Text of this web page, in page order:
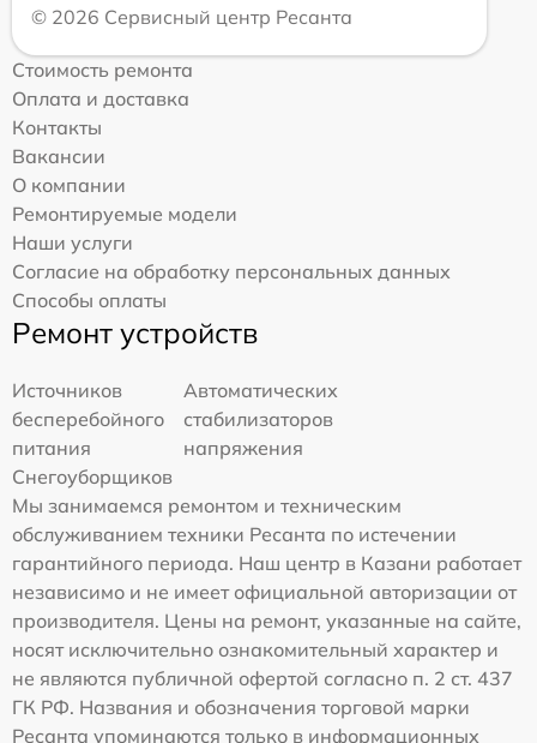
© 2026 Сервисный центр Ресанта
Стоимость ремонта
Оплата и доставка
Контакты
Вакансии
О компании
Ремонтируемые модели
Наши услуги
Согласие на обработку персональных данных
Способы оплаты
Ремонт устройств
Источников
бесперебойного
питания
Автоматических
стабилизаторов
напряжения
Снегоуборщиков
Мы занимаемся ремонтом и техническим
обслуживанием техники Ресанта по истечении
гарантийного периода. Наш центр в Казани работает
независимо и не имеет официальной авторизации от
производителя. Цены на ремонт, указанные на сайте,
носят исключительно ознакомительный характер и
не являются публичной офертой согласно п. 2 ст. 437
ГК РФ. Названия и обозначения торговой марки
Ресанта упоминаются только в информационных